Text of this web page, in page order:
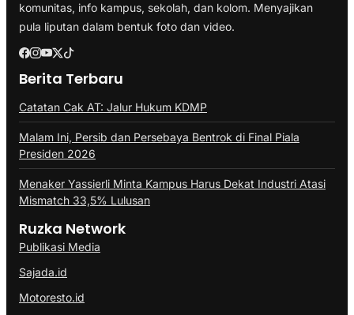
komunitas, info kampus, sekolah, dan kolom. Menyajikan
pula liputan dalam bentuk foto dan video.
Berita Terbaru
Catatan Cak AT: Jalur Hukum KDMP
Malam Ini, Persib dan Persebaya Bentrok di Final Piala
Presiden 2026
Menaker Yassierli Minta Kampus Harus Dekat Industri Atasi
Mismatch 33,5% Lulusan
Ruzka Network
Publikasi Media
Sajada.id
Motoresto.id